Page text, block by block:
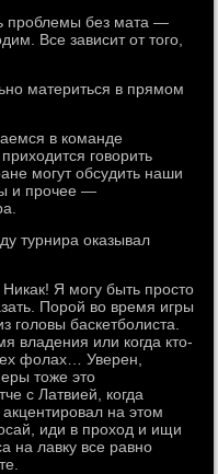
проблемы без мата —
Все зависит от того,
материться в прямом
в команде
говорить
могут обсудить наши
и прочее —
турнира оказывал
Я могу быть просто
Порой во время игры
баскетболиста.
владения или когда кто-
фолах… Уверен,
тоже это
с Латвией, когда
на этом
иди в проход и ищи
на лавку все равно